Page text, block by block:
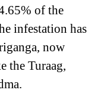
of the
infestation has
now
the Turaag,